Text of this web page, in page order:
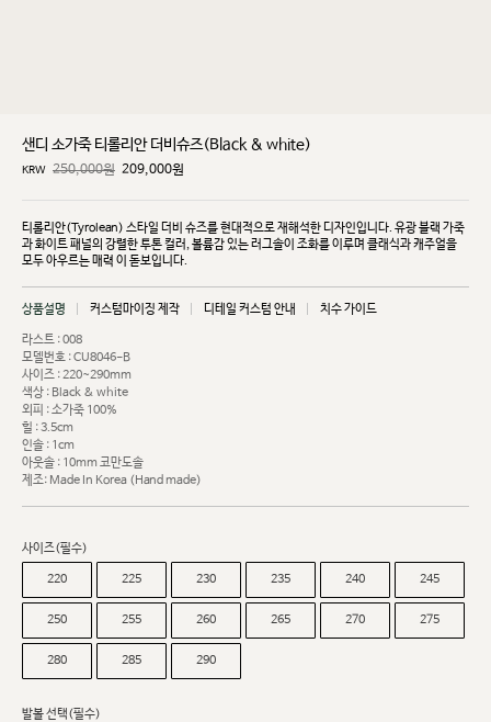
샌디 소가죽 티롤리안 더비슈즈(Black & white)
KRW 250,000원 209,000원
티롤리안(Tyrolean) 스타일 더비 슈즈를 현대적으로 재해석한 디자인입니다. 유광 블랙 가죽
과 화이트패널의 강렬한 투톤 컬러, 볼륨감 있는 러그솔이 조화를 이루며 클래식과 캐주얼을
모두 아우르는 매력 이 돋보입니다.
상품설명 커스텀마이징 제작 디테일 커스텀 안내 치수 가이드
라스트 : 008
모델번호 : CU8046-B
사이즈 : 220~290mm
색상 : Black & white
외피 : 소가죽 100%
힐 : 3.5cm
인솔 : 1cm
아웃솔 : 10mm 코만도솔
제조: Made In Korea (Hand made)
사이즈(필수)
220 225 230 235 240 245
250 255 260 265 270 275
280 285 290
발볼 선택(필수)